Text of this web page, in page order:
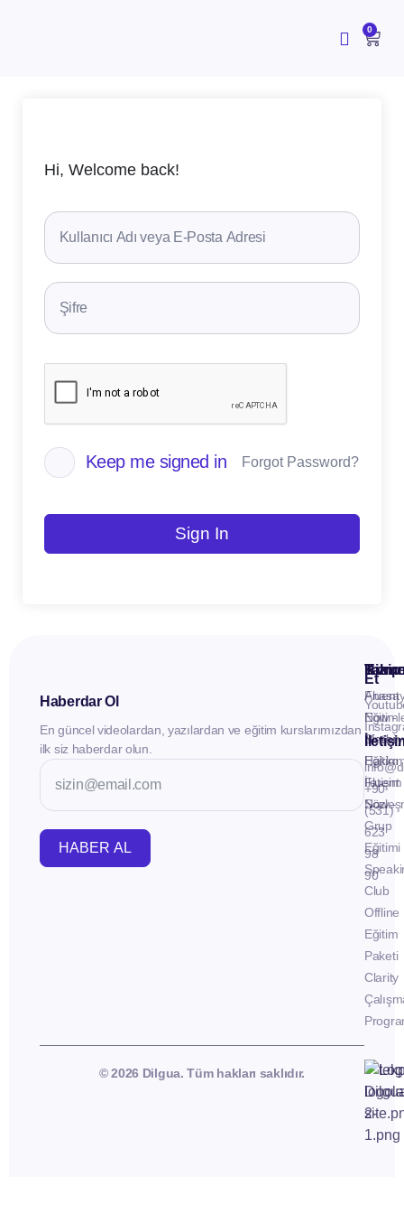
0
Hi, Welcome back!
Keep me signed in Forgot Password?
Sign In
Haberdar Ol
En güncel videolardan, yazılardan ve eğitim kurslarımızdan
ilk siz haberdar olun.
HABER AL
İletişim
Fluent
Now -
Birebir
Eğitim
Fluent
Now -
Grup
Eğitimi
Club
Offline
Eğitim
Paketi
Clarity
Takip
Et
+90
(531)
623
98
90
© 2026 Dilgua. Tüm hakları saklıdır.